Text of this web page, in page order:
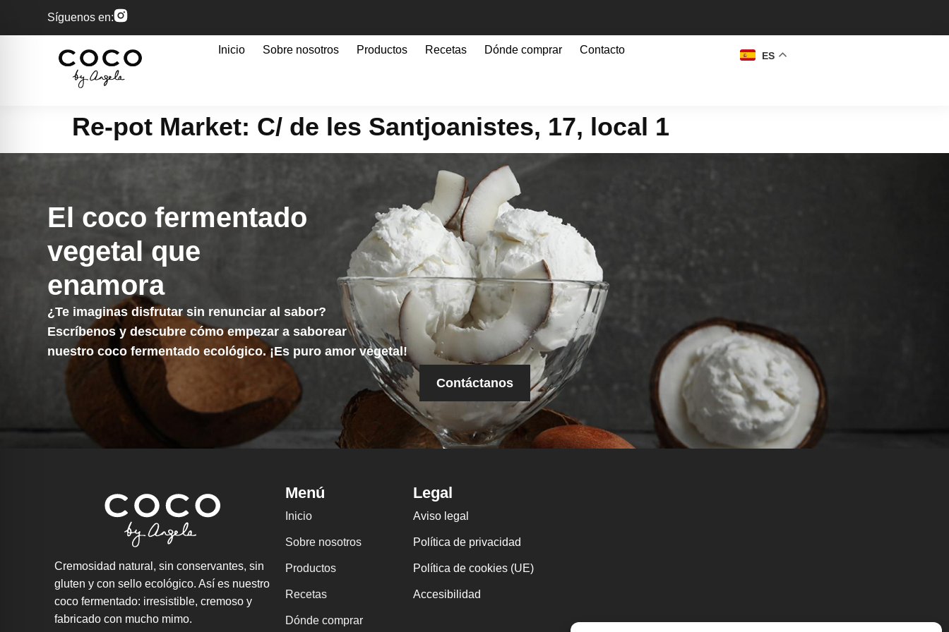
Síguenos en:
Inicio Sobre nosotros Productos Recetas Dónde comprar Contacto ES
Re-pot Market: C/ de les Santjoanistes, 17, local 1
El coco fermentado
vegetal que
enamora
¿Te imaginas disfrutar sin renunciar al sabor?
Escríbenos y descubre cómo empezar a saborear
nuestro coco fermentado ecológico. ¡Es puro amor vegetal!
Contáctanos
Cremosidad natural, sin conservantes, sin
gluten y con sello ecológico. Así es nuestro
coco fermentado: irresistible, cremoso y
fabricado con mucho mimo.
Menú
Inicio
Sobre nosotros
Productos
Recetas
Dónde comprar
Legal
Aviso legal
Política de privacidad
Política de cookies (UE)
Accesibilidad